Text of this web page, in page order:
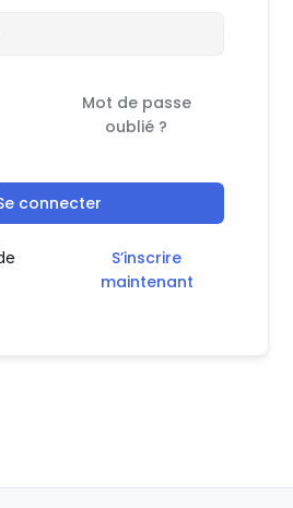
Mot de passe
oublié ?
connecter
S’inscrire
maintenant